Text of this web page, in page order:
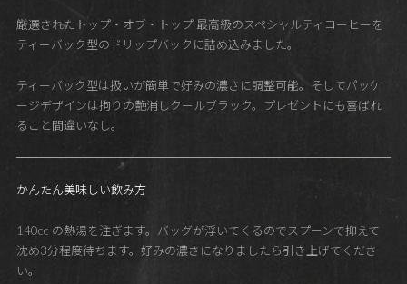
厳選されたトップ・オブ・トップ 最高級のスペシャルティコーヒーを
ティーバック型のドリップバックに詰め込みました。
ティーバック型は扱いが簡単で好みの濃さに調整可能。そしてパッケ
ージデザインは拘りの艶消しクールブラック。プレゼントにも喜ばれ
ること間違いなし。
かんたん美味しい飲み方
140cc の熱湯を注ぎます。バッグが浮いてくるのでスプーンで抑えて
沈め3分程度待ちます。好みの濃さになりましたら引き上げてくださ
い。